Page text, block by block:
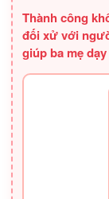
Thành công
đối xử với
giúp ba mẹ